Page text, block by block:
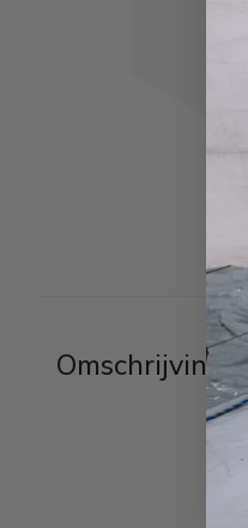
Omschrijving